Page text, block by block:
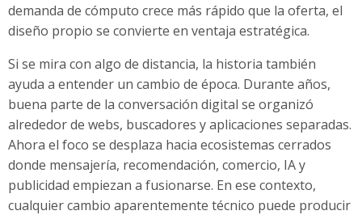
demanda de cómputo crece más rápido que la oferta, el
diseño propio se convierte en ventaja estratégica.
Si se mira con algo de distancia, la historia también
ayuda a entender un cambio de época. Durante años,
buena parte de la conversación digital se organizó
alrededor de webs, buscadores y aplicaciones separadas.
Ahora el foco se desplaza hacia ecosistemas cerrados
donde mensajería, recomendación, comercio, IA y
publicidad empiezan a fusionarse. En ese contexto,
cualquier cambio aparentemente técnico puede producir